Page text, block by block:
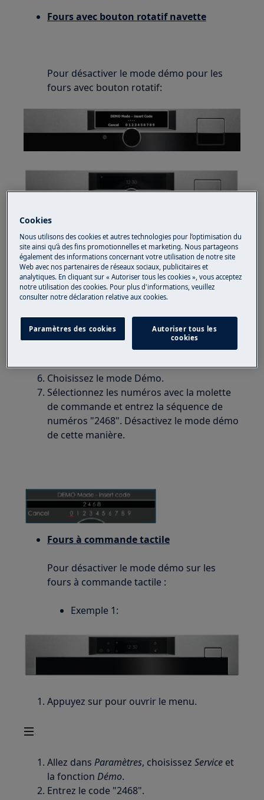
Fours avec bouton rotatif navette
Pour désactiver le mode démo pour les
fours avec bouton rotatif:
Allumez l'appareil et sélectionnez
Menuavec la molette de commande.
Appuyez sur la molette pour confirmer
votre sélection.
Tournez la molette pour rechercher et
Validez en appuyant sur la molette de
commande.
Tournez la molette surService. Confirmez à
nouveau.
Choisissez le mode Démo.
Sélectionnez les numéros avec la molette
de commande et entrez la séquence de
numéros "2468". Désactivez le mode démo
de cette manière.
Fours à commande tactile
Pour désactiver le mode démo sur les
fours à commande tactile :
Exemple 1:
Appuyez sur pour ouvrir le menu.
Allez dansParamètres, choisissezService et
la fonctionDémo.
Entrez le code "2468".
Cookies
Nous utilisons des cookies et autres technologies pour l’optimisation du
site ainsi qu’à des fins promotionnelles et marketing. Nous partageons
également des informations concernant votre utilisation de notre site
Web avec nos partenaires de réseaux sociaux, publicitaires et
analytiques. En cliquant sur « Autoriser tous les cookies », vous acceptez
notre utilisation des cookies. Pour plus d'informations, veuillez
consulter notre déclaration relative aux cookies.
Paramètres des cookies
Autoriser tous les
cookies